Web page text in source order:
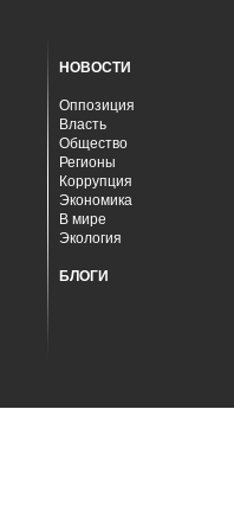
НОВОСТИ
Оппозиция
Власть
Общество
Регионы
Коррупция
Экономика
В мире
Экология
БЛОГИ